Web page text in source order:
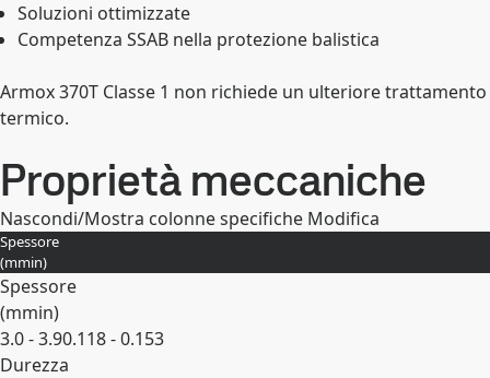
Soluzioni ottimizzate
Competenza SSAB nella protezione balistica
Armox 370T Classe 1 non richiede un ulteriore trattamento
termico.
Proprietà meccaniche
Nascondi/Mostra colonne specifiche Modifica
Spessore
(mmin)
Spessore
(mmin)
3.0 - 3.90.118 - 0.153
Durezza